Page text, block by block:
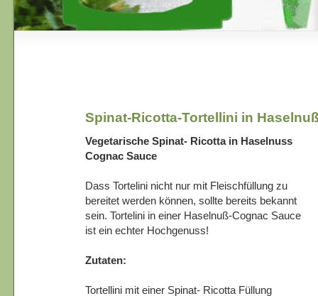
Spinat-Ricotta-Tortellini in
Vegetarische Spinat- Ricotta in Haselnuss
Cognac Sauce
Dass Tortelini nicht nur mit Fleischfüllung zu
bereitet werden können, sollte bereits bekannt
sein. Tortelini in einer Haselnuß-Cognac Sauce
ist ein echter Hochgenuss!
Zutaten:
Tortellini mit einer Spinat- Ricotta Füllung